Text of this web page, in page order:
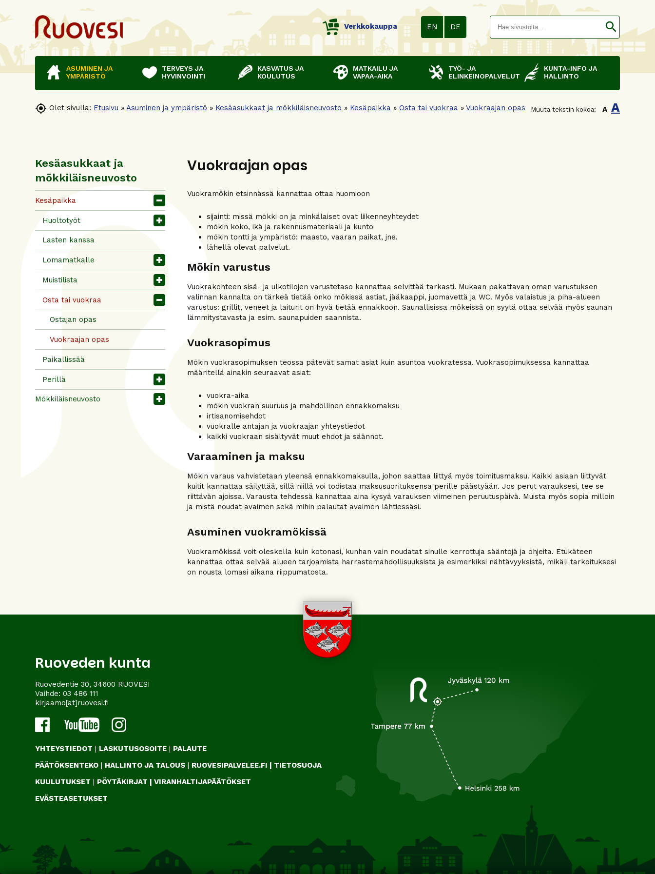
Verkkokauppa EN DE search
ASUMINEN JA
YMPÄRISTÖ
TERVEYS JA
HYVINVOINTI
KASVATUS JA
KOULUTUS
MATKAILU JA
VAPAA-AIKA
TYÖ- JA
ELINKEINOPALVELUT
KUNTA-INFO JA
HALLINTO
 Olet sivulla: Etusivu » Asuminen ja ympäristö » Kesäasukkaat ja mökkiläisneuvosto » Kesäpaikka » Osta tai vuokraa » Vuokraajan opas Muuta tekstin kokoa: A A
Kesäasukkaat ja
mökkiläisneuvosto
Kesäpaikka
Huoltotyöt
Lasten kanssa
Lomamatkalle
Muistilista
Osta tai vuokraa
Ostajan opas
Vuokraajan opas
Paikallissää
Perillä
Mökkiläisneuvosto
Vuokraajan opas
Vuokramökin etsinnässä kannattaa ottaa huomioon
sijainti: missä mökki on ja minkälaiset ovat liikenneyhteydet
mökin koko, ikä ja rakennusmateriaali ja kunto
mökin tontti ja ympäristö: maasto, vaaran paikat, jne.
lähellä olevat palvelut.
Mökin varustus
Vuokrakohteen sisä- ja ulkotilojen varustetaso kannattaa selvittää tarkasti. Mukaan pakattavan oman varustuksen
valinnan kannalta on tärkeä tietää onko mökissä astiat, jääkaappi, juomavettä ja WC. Myös valaistus ja piha-alueen
varustus: grillit, veneet ja laiturit on hyvä tietää ennakkoon. Saunallisissa mökeissä on syytä ottaa selvää myös saunan
lämmitystavasta ja esim. saunapuiden saannista.
Vuokrasopimus
Mökin vuokrasopimuksen teossa pätevät samat asiat kuin asuntoa vuokratessa. Vuokrasopimuksessa kannattaa
määritellä ainakin seuraavat asiat:
vuokra-aika
mökin vuokran suuruus ja mahdollinen ennakkomaksu
irtisanomisehdot
vuokralle antajan ja vuokraajan yhteystiedot
kaikki vuokraan sisältyvät muut ehdot ja säännöt.
Varaaminen ja maksu
Mökin varaus vahvistetaan yleensä ennakkomaksulla, johon saattaa liittyä myös toimitusmaksu. Kaikki asiaan liittyvät
kuitit kannattaa säilyttää, sillä niillä voi todistaa maksusuorituksensa perille päästyään. Jos perut varauksesi, tee se
riittävän ajoissa. Varausta tehdessä kannattaa aina kysyä varauksen viimeinen peruutuspäivä. Muista myös sopia milloin
ja mistä noudat avaimen sekä mihin palautat avaimen lähtiessäsi.
Asuminen vuokramökissä
Vuokramökissä voit oleskella kuin kotonasi, kunhan vain noudatat sinulle kerrottuja sääntöjä ja ohjeita. Etukäteen
kannattaa ottaa selvää alueen tarjoamista harrastemahdollisuuksista ja esimerkiksi nähtävyyksistä, mikäli tarkoituksesi
on nousta lomasi aikana riippumatosta.
Ruoveden kunta
Ruovedentie 30, 34600 RUOVESI
Vaihde: 03 486 111
kirjaamo[at]ruovesi.fi
YHTEYSTIEDOT | LASKUTUSOSOITE | PALAUTE
PÄÄTÖKSENTEKO | HALLINTO JA TALOUS | RUOVESIPALVELEE.FI | TIETOSUOJA
KUULUTUKSET | PÖYTÄKIRJAT | VIRANHALTIJAPÄÄTÖKSET
EVÄSTEASETUKSET